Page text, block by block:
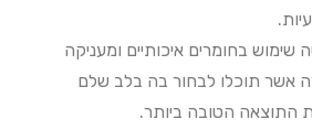
בחומרים איכותיים ומעניקה
אשר תוכלו לבחור בה בלב שלם
התוצאה הטובה ביותר.